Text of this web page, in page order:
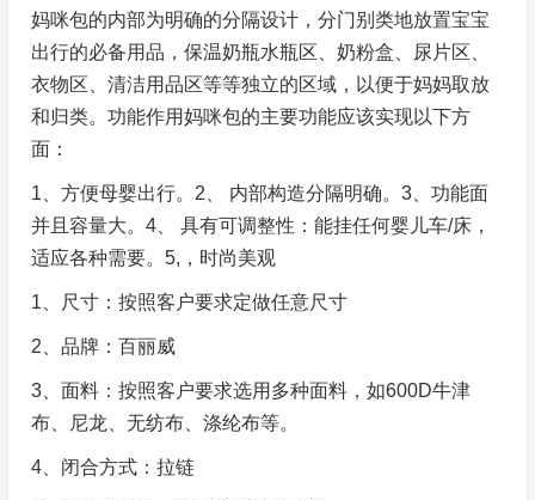
妈咪包的内部为明确的分隔设计，分门别类地放置宝宝
出行的必备用品，保温奶瓶水瓶区、奶粉盒、尿片区、
衣物区、清洁用品区等等独立的区域，以便于妈妈取放
和归类。功能作用妈咪包的主要功能应该实现以下方
面：
1、方便母婴出行。2、 内部构造分隔明确。3、功能面
并且容量大。4、 具有可调整性：能挂任何婴儿车/床，
适应各种需要。5,，时尚美观
1、尺寸：按照客户要求定做任意尺寸
2、品牌：百丽威
3、面料：按照客户要求选用多种面料，如600D牛津
布、尼龙、无纺布、涤纶布等。
4、闭合方式：拉链